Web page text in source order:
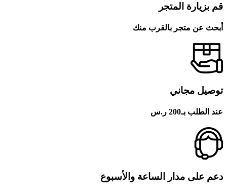
قم بزيارة المتجر
أبحث عن متجر بالقرب منك
توصيل مجاني
عند الطلب بـ200 ر.س
دعم على مدار الساعة والأسبوع